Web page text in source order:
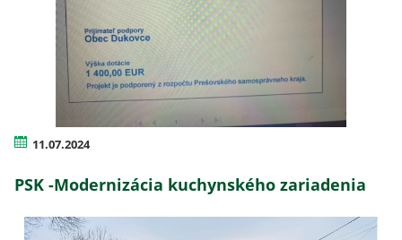
11.07.2024
PSK -Modernizácia kuchynského zariadenia